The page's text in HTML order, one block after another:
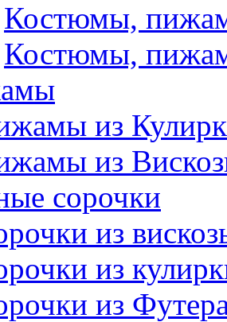
Костюмы,
Костюмы,
из
из
сорочки
из
из
из